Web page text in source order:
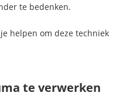
te bedenken.
helpen om deze techniek
te verwerken